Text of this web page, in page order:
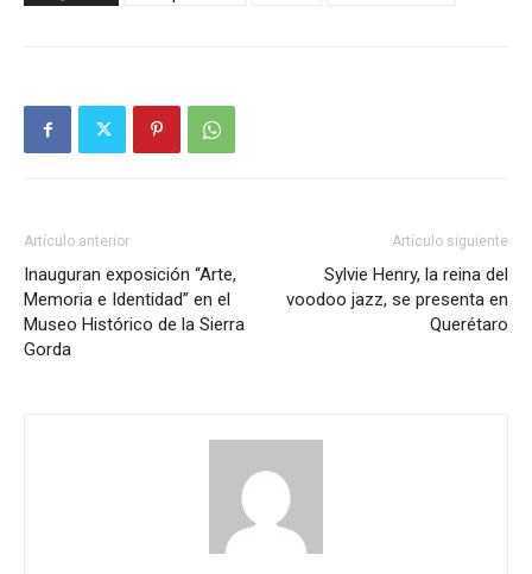
Artículo anterior
Inauguran exposición “Arte,
Memoria e Identidad” en el
Museo Histórico de la Sierra
Gorda
Artículo siguiente
Sylvie Henry, la reina del
voodoo jazz, se presenta en
Querétaro